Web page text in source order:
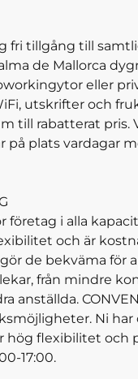
fri tillgång till
de Mallorca
eller
utskrifter och
till rabatterat pris.
plats vardagar
företag i alla
och är
de bekväma för
från mindre
anställda.
Ni
hög flexibilitet och
17:00.